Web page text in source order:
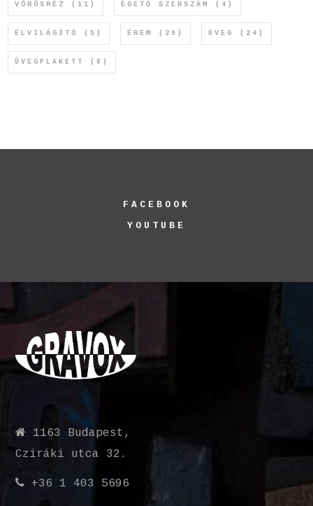
VÖRÖSRÉZ (11) ÉGETŐ SZERSZÁM (4)
ÉLVILÁGÍTÓ (5) ÉREM (29) ÜVEG (24)
ÜVEGPLAKETT (8)
FACEBOOK
YOUTUBE
1163 Budapest,
Cziráki utca 32.
+36 1 403 5696